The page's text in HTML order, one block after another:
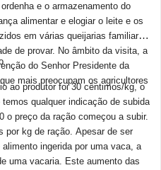
e o armazenamento do
alimentar e elogiar o leite e os
em várias queijarias familiares
de provar. No âmbito da visita, a
do Senhor Presidente da
mais preocupam os agricultores
ao produtor foi 30 cêntimos/kg, o
qualquer indicação de subida
o preço da ração começou a subir.
por kg de ração. Apesar de ser
ingerida por uma vaca, a
uma vacaria. Este aumento das